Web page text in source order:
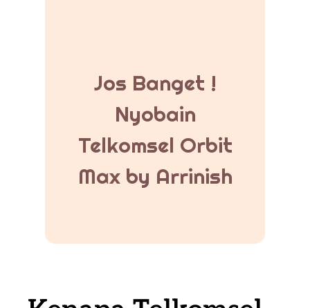
Jos Banget !
Nyobain
Telkomsel Orbit
Max by Arrinish